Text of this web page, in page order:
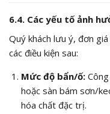
6.4. Các yếu tố ảnh
Quý khách lưu ý, đơn
các điều kiện sau:
Mức độ bẩn/ố:Công
hoặc sàn bám sơn/
hóa chất đặc trị.